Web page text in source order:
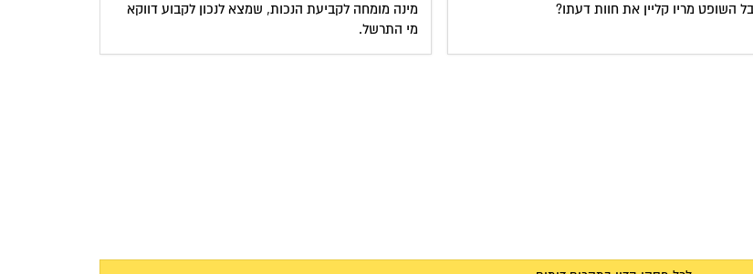
השופט מריו קליין את חוות דעתו?
מינה מומחה לקביעת הנכות, שמצא לנכון לקבוע דווקא
מי התרשל.